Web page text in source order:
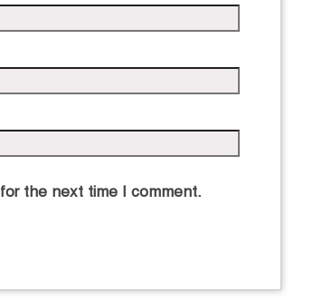
the next time I comment.